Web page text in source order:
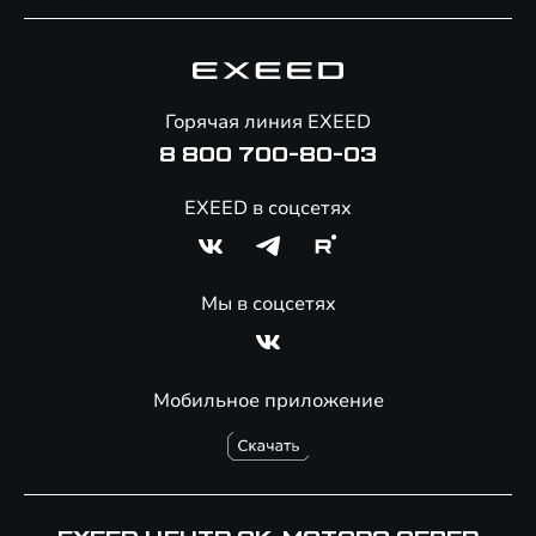
Помощь на дорогах
Мобильное приложение
Горячая линия EXEED
8 800 700-80-03
EXEED в соцсетях
Мы в соцсетях